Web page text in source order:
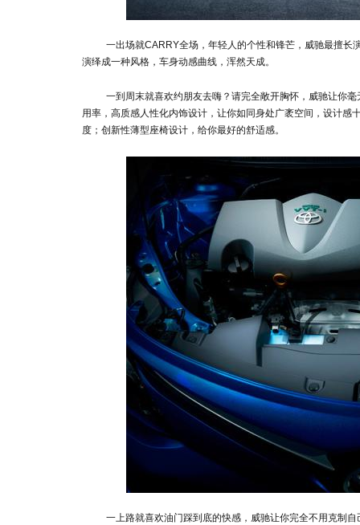
一出场就CARRY全场，年轻人的个性和锋芒，威驰最擅长
演绎成一种风格，车身动感曲线，浑然天成。
一到周末就喜欢约朋友去嗨？请完全敞开胸怀，威驰让你
用率，高质感人性化内饰设计，让你如同身处广袤空间，设计
度；创新性薄型座椅设计，给你最好的舒适感。
一上路就喜欢油门踩到底的快感，威驰让你完全不用克制